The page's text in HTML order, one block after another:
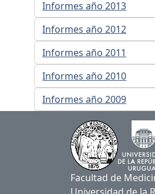
Informes año 2013
Informes año 2012
Informes año 2011
Informes año 2010
Informes año 2009
Facultad de